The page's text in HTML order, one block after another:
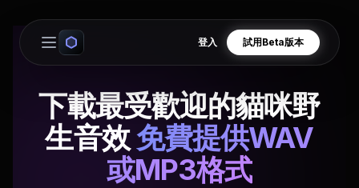
Open main menu
登入 試用Beta版本
下載最受歡迎的貓咪野
生音效免費提供WAV
或MP3格式